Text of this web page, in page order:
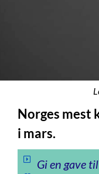
Norges mest
i mars.
Gi en gave